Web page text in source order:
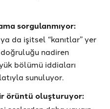
sorgulanmıyor:
da işitsel “kanıtlar” yer
nadiren
bölümü iddiaları
sunuluyor.
örüntü oluşturuyor: